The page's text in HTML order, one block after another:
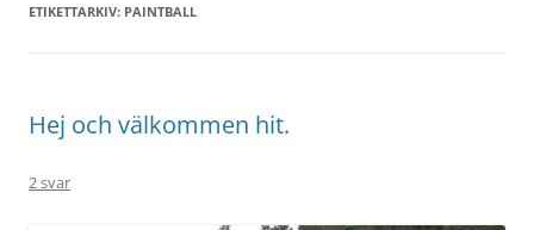
ETIKETTARKIV: PAINTBALL
Hej och välkommen hit.
2 svar